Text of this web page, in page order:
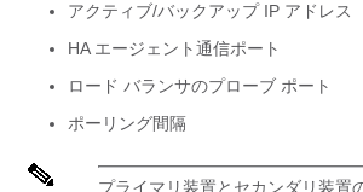
アクティブ/バックアップ IP アドレス
HA エージェント通信ポート
ロード バランサのプローブ ポート
ポーリング間隔
プライマリ装置とセカンダリ装置